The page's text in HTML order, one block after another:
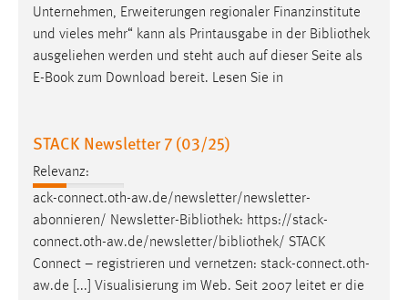
Unternehmen, Erweiterungen regionaler Finanzinstitute
und vieles mehr“ kann als Printausgabe in der Bibliothek
ausgeliehen werden und steht auch auf dieser Seite als
E-Book zum Download bereit. Lesen Sie in
STACK Newsletter 7 (03/25)
Relevanz:
ack-connect.oth-aw.de/newsletter/newsletter-
abonnieren/ Newsletter-Bibliothek: https://stack-
connect.oth-aw.de/newsletter/bibliothek/ STACK
Connect – registrieren und vernetzen: stack-connect.oth-
aw.de [...] Visualisierung im Web. Seit 2007 leitet er die
Matomo
Name:
_pk_ref, _pk_cvar, _pk_id, _pk_ses
Cookie Laufzeit:
Max. 13 Monate
MARKETING
Marketing Cookies werden von Drittanbietern